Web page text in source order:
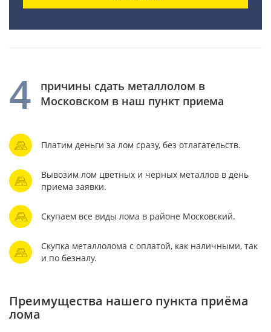
4
причины сдать металлолом в
Московском в наш пункт приема
Платим деньги за лом сразу, без отлагательств.
Вывозим лом цветных и черных металлов в день
приема заявки.
Скупаем все виды лома в районе Московский.
Скупка металлолома с оплатой, как наличными, так
и по безналу.
Преимущества нашего пункта приёма
лома